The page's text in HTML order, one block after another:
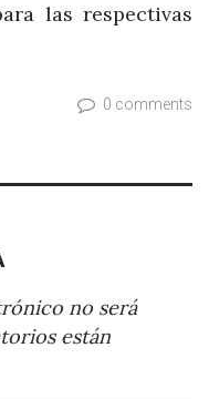
las respectivas
0 comments
no será
están